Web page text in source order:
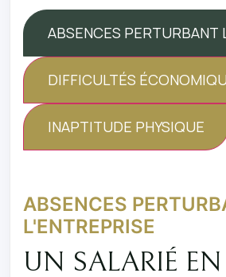
ABSENCES PERTURBANT
DIFFICULTÉS
INAPTITUDE PHYSIQUE
ABSENCES
L'ENTREPRISE
UN SALARIÉ